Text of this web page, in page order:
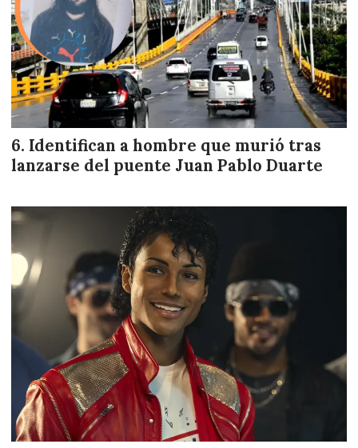
Identifican a hombre que murió tras
lanzarse del puente Juan Pablo Duarte